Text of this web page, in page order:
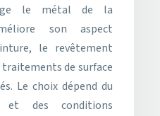
le métal de la
son aspect
le revêtement
traitements de surface
Le choix dépend du
des conditions